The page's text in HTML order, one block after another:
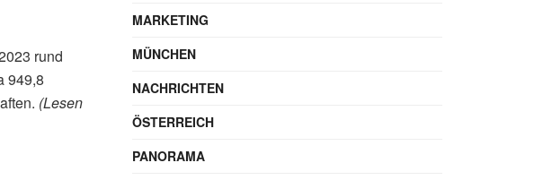
rund
949,8
(Lesen
MARKETING
MÜNCHEN
NACHRICHTEN
ÖSTERREICH
PANORAMA